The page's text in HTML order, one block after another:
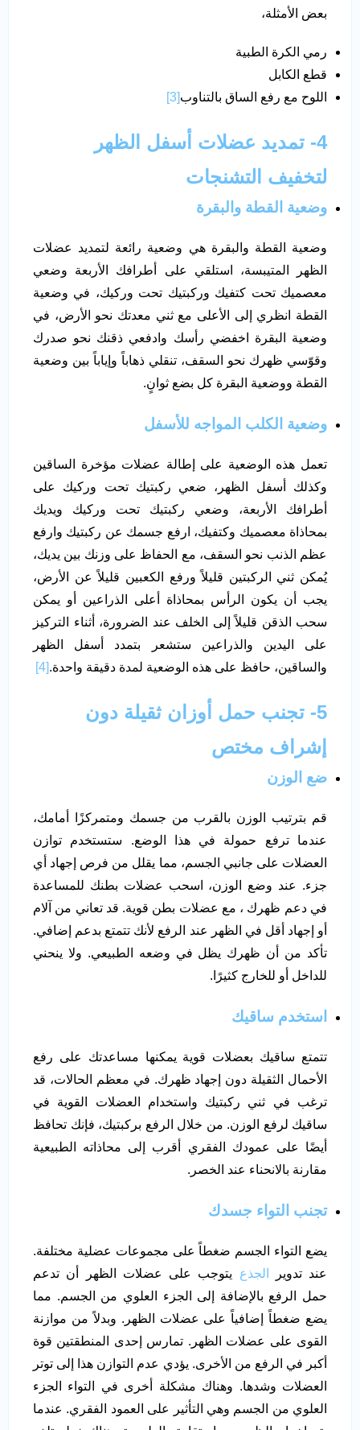
بعض الأمثلة،
رمي الكرة الطبية
قطع الكابل
اللوح مع رفع الساق بالتناوب[3]
4- تمديد عضلات أسفل الظهر
لتخفيف التشنجات
وضعية القطة والبقرة
وضعية القطة والبقرة هي وضعية رائعة لتمديد عضلات
الظهر المتيبسة، استلقي على أطرافك الأربعة وضعي
معصميك تحت كتفيك وركبتيك تحت وركيك، في وضعية
القطة انظري إلى الأعلى مع ثني معدتك نحو الأرض، في
وضعية البقرة اخفضي رأسك وادفعي ذقنك نحو صدرك
وقوّسي ظهرك نحو السقف، تنقلي ذهاباً وإياباً بين وضعية
القطة ووضعية البقرة كل بضع ثوانٍ.
وضعية الكلب المواجه للأسفل
تعمل هذه الوضعية على إطالة عضلات مؤخرة الساقين
وكذلك أسفل الظهر، ضعي ركبتيك تحت وركيك على
أطرافك الأربعة، وضعي ركبتيك تحت وركيك ويديك
بمحاذاة معصميك وكتفيك، ارفع جسمك عن ركبتيك وارفع
عظم الذنب نحو السقف، مع الحفاظ على وزنك بين يديك،
يُمكن ثني الركبتين قليلاً ورفع الكعبين قليلاً عن الأرض،
يجب أن يكون الرأس بمحاذاة أعلى الذراعين أو يمكن
سحب الذقن قليلاً إلى الخلف عند الضرورة، أثناء التركيز
على اليدين والذراعين ستشعر بتمدد أسفل الظهر
والساقين، حافظ على هذه الوضعية لمدة دقيقة واحدة.[4]
5- تجنب حمل أوزان ثقيلة دون
إشراف مختص
ضع الوزن
قم بترتيب الوزن بالقرب من جسمك ومتمركزًا أمامك،
عندما ترفع حمولة في هذا الوضع. ستستخدم توازن
العضلات على جانبي الجسم، مما يقلل من فرص إجهاد أي
جزء. عند وضع الوزن، اسحب عضلات بطنك للمساعدة
في دعم ظهرك ، مع عضلات بطن قوية. قد تعاني من آلام
أو إجهاد أقل في الظهر عند الرفع لأنك تتمتع بدعم إضافي.
تأكد من أن ظهرك يظل في وضعه الطبيعي. ولا ينحني
للداخل أو للخارج كثيرًا.
استخدم ساقيك
تتمتع ساقيك بعضلات قوية يمكنها مساعدتك على رفع
الأحمال الثقيلة دون إجهاد ظهرك. في معظم الحالات، قد
ترغب في ثني ركبتيك واستخدام العضلات القوية في
ساقيك لرفع الوزن. من خلال الرفع بركبتيك، فإنك تحافظ
أيضًا على عمودك الفقري أقرب إلى محاذاته الطبيعية
مقارنة بالانحناء عند الخصر.
تجنب التواء جسدك
يضع التواء الجسم ضغطاً على مجموعات عضلية مختلفة.
عند تدوير
الجذع يتوجب على عضلات الظهر أن تدعم
حمل الرفع بالإضافة إلى الجزء العلوي من الجسم. مما
يضع ضغطاً إضافياً على عضلات الظهر. وبدلاً من موازنة
القوى على عضلات الظهر. تمارس إحدى المنطقتين قوة
أكبر في الرفع من الأخرى. يؤدي عدم التوازن هذا إلى توتر
العضلات وشدها. وهناك مشكلة أخرى في التواء الجزء
العلوي من الجسم وهي التأثير على العمود الفقري. عندما